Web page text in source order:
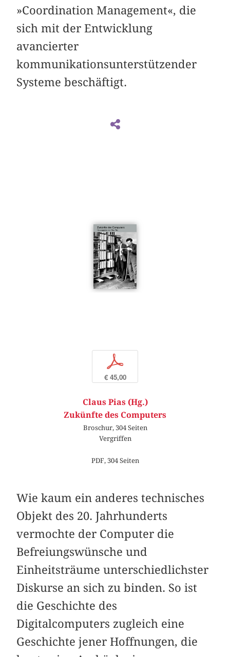
»Coordination Management«, die
sich mit der Entwicklung
avancierter
kommunikationsunterstützender
Systeme beschäftigt.
p
€ 45,00
Claus Pias (Hg.)
Zukünfte des Computers
Broschur, 304 Seiten
Vergriffen
PDF, 304 Seiten
Wie kaum ein anderes technisches
Objekt des 20. Jahrhunderts
vermochte der Computer die
Befreiungswünsche und
Einheitsträume unterschiedlichster
Diskurse an sich zu binden. So ist
die Geschichte des
Digitalcomputers zugleich eine
Geschichte jener Hoffnungen, die